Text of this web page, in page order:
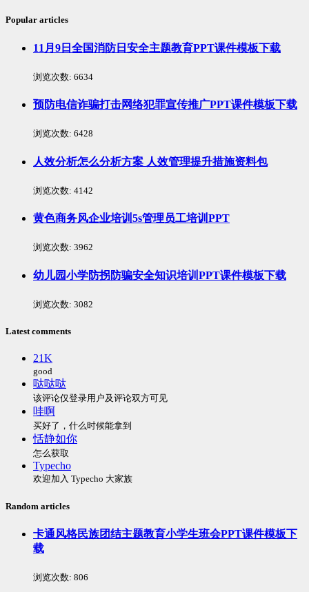
Popular articles
11月9日全国消防日安全主题教育PPT课件模板下载
浏览次数: 6634
预防电信诈骗打击网络犯罪宣传推广PPT课件模板下载
浏览次数: 6428
人效分析怎么分析方案 人效管理提升措施资料包
浏览次数: 4142
黄色商务风企业培训5s管理员工培训PPT
浏览次数: 3962
幼儿园小学防拐防骗安全知识培训PPT课件模板下载
浏览次数: 3082
Latest comments
21K
good
哒哒哒
该评论仅登录用户及评论双方可见
哇啊
买好了，什么时候能拿到
恬静如你
怎么获取
Typecho
欢迎加入 Typecho 大家族
Random articles
卡通风格民族团结主题教育小学生班会PPT课件模板下
载
浏览次数: 806